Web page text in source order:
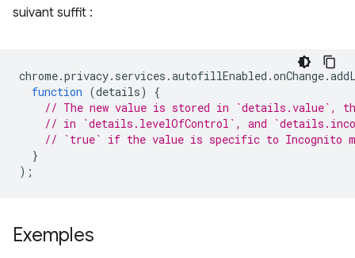
suivant suffit :
chrome.privacy. services .autofillEnabled .onChange.
function (details)
{
// The new value is stored in `details.value`,
// in `details.levelOfControl`, and
// `true` if the value is specific to Incognito
}
);
Exemples